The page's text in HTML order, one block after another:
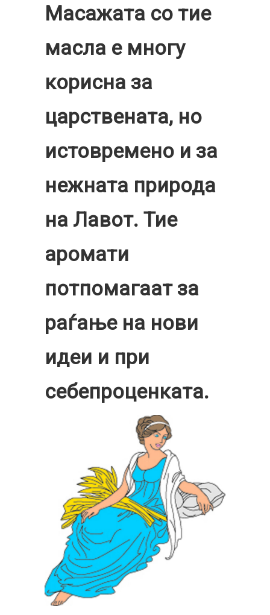
Масажата со тие
масла е многу
корисна за
царствената, но
истовремено и за
нежната природа
на Лавот. Тие
аромати
потпомагаат за
раѓање на нови
идеи и при
себепроценката.